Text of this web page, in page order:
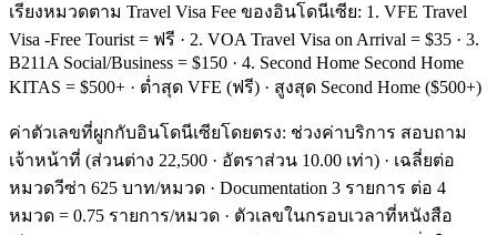
เรียงหมวดตาม Travel Visa Fee ของอินโดนีเซีย: 1. VFE Travel
Visa -Free Tourist = ฟรี · 2. VOA Travel Visa on Arrival = $35 · 3.
B211A Social/Business = $150 · 4. Second Home Second Home
KITAS = $500+ · ต่ำสุด VFE (ฟรี) · สูงสุด Second Home ($500+)
ค่าตัวเลขที่ผูกกับอินโดนีเซียโดยตรง: ช่วงค่าบริการ สอบถาม
เจ้าหน้าที่ (ส่วนต่าง 22,500 · อัตราส่วน 10.00 เท่า) · เฉลี่ยต่อ
หมวดวีซ่า 625 บาท/หมวด · Documentation 3 รายการ ต่อ 4
หมวด = 0.75 รายการ/หมวด · ตัวเลขในกรอบเวลาที่หนังสือ